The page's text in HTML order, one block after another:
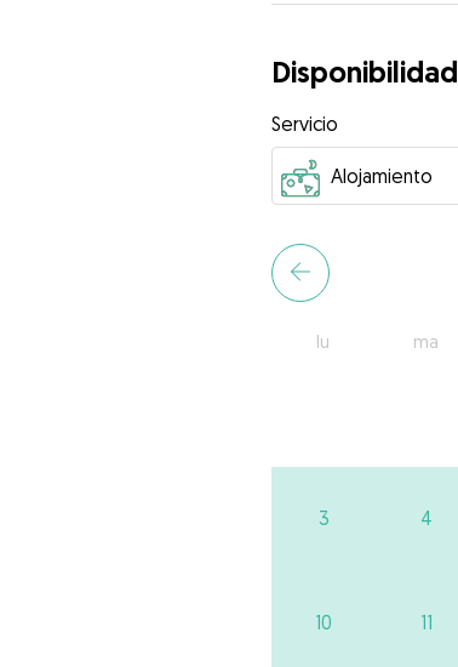
Disponibilidad
Servicio
lu ma
3 4
10 11